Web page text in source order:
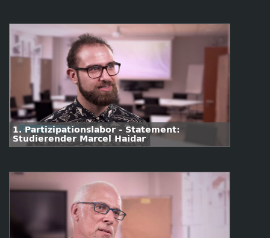
1. Partizipationslabor - Statement:
Studierender Marcel Haidar